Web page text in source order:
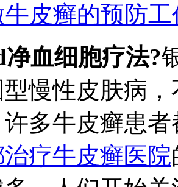
皮癣的预防工
血细胞疗法?
型慢性皮肤病
多牛皮癣患
治疗牛皮癣医院